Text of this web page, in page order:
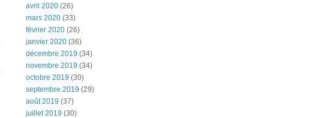
avril 2020 (26)
mars 2020 (33)
février 2020 (26)
janvier 2020 (36)
décembre 2019 (34)
novembre 2019 (34)
octobre 2019 (30)
septembre 2019 (29)
août 2019 (37)
juillet 2019 (30)